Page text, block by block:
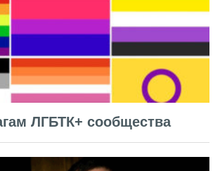
ЛГБТК+ сообщества